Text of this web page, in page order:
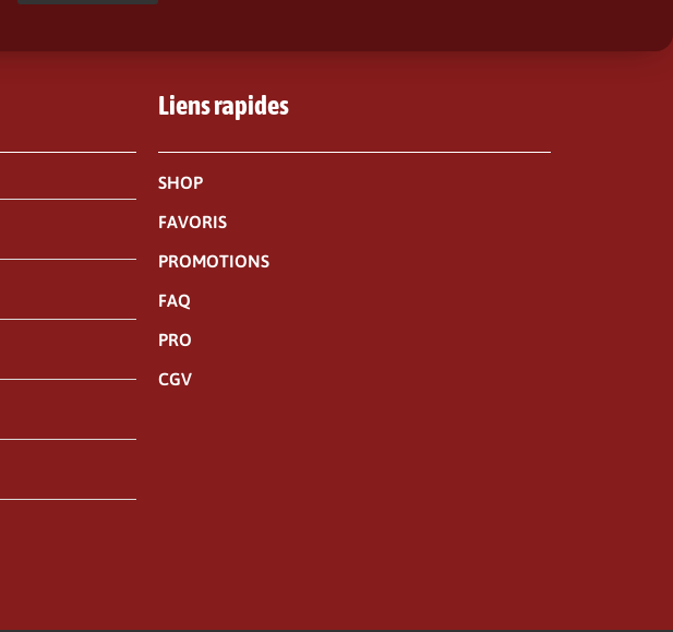
Liens rapides
SHOP
FAVORIS
PROMOTIONS
FAQ
PRO
CGV